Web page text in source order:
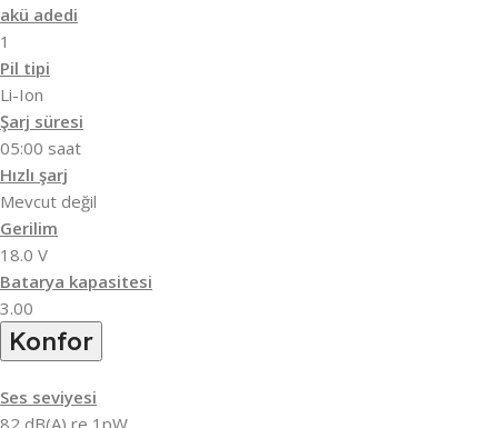
akü adedi
1
Pil tipi
Li-Ion
Şarj süresi
05:00 saat
Hızlı şarj
Mevcut değil
Gerilim
18.0 V
Batarya kapasitesi
3.00
Konfor
Ses seviyesi
82 dB(A) re 1pW